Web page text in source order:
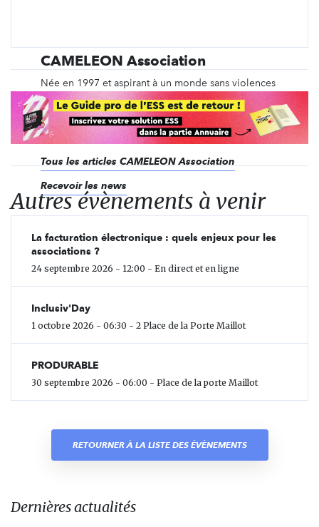
CAMELEON Association
Née en 1997 et aspirant à un monde sans violences
sexuelles, CAMELEON développe une approche
globale pour agir sur les causes et les effets des
violences sexuelles à l'égard des enfants et des
adolescents.
Tous les articles CAMELEON Association
Recevoir les news
Autres évènements à venir
La facturation électronique : quels enjeux pour les
associations ?
24 septembre 2026 - 12:00 - En direct et en ligne
Inclusiv'Day
1 octobre 2026 - 06:30 - 2 Place de la Porte Maillot
PRODURABLE
30 septembre 2026 - 06:00 - Place de la porte Maillot
RETOURNER À LA LISTE DES ÉVÈNEMENTS
Dernières actualités